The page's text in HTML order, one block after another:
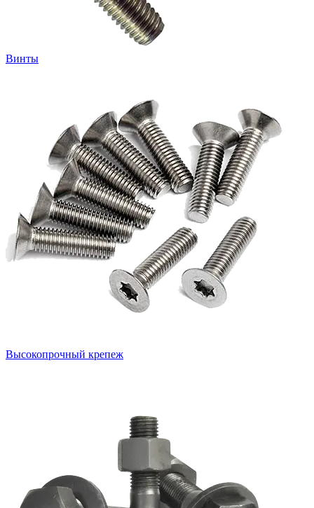
Винты
Высокопрочный крепеж